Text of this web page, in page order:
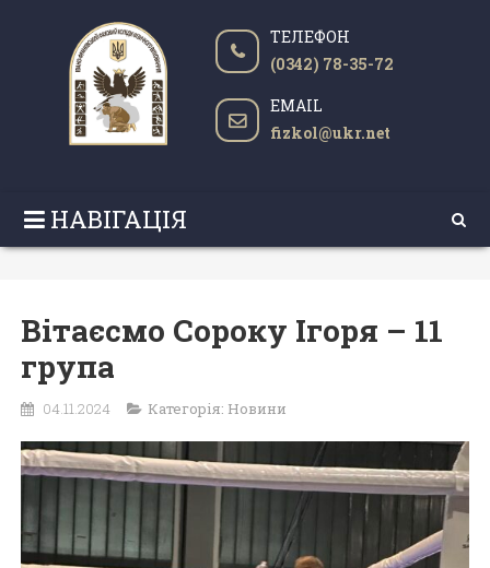
ТЕЛЕФОН
(0342) 78-35-72
EMAIL
fizkol@ukr.net
НАВІГАЦІЯ
Вітаєсмо Сороку Ігоря – 11
група
04.11.2024 Категорія: Новини